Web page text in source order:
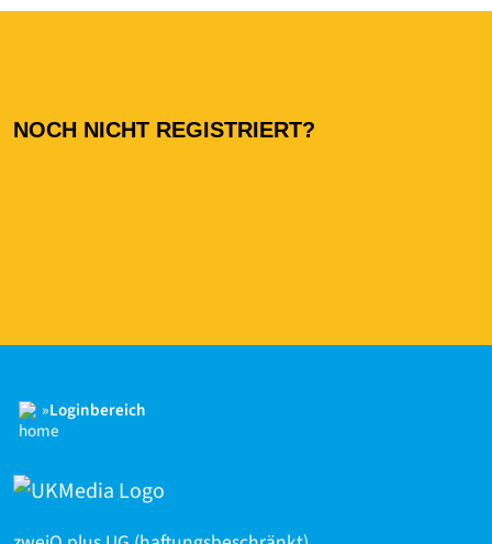
NOCH NICHT REGISTRIERT?
»Loginbereich